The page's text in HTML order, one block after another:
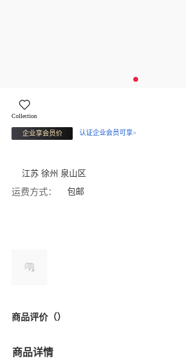
Collection
企业享会员价 认证企业会员可享>
江苏 徐州 泉山区
运费方式： 包邮
商品评价（）
商品详情